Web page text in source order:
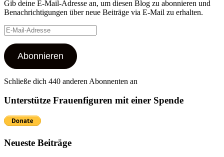
Gib deine E-Mail-Adresse an, um diesen Blog zu abonnieren und
Benachrichtigungen über neue Beiträge via E-Mail zu erhalten.
E-
Mail-
Adresse
Abonnieren
Schließe dich 440 anderen Abonnenten an
Unterstütze Frauenfiguren mit einer Spende
Neueste Beiträge